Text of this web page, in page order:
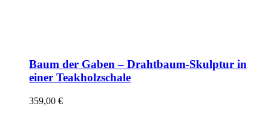
Baum der Gaben – Drahtbaum-Skulptur in
einer Teakholzschale
359,00 €